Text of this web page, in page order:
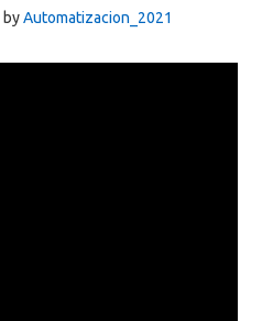
byAutomatizacion_2021